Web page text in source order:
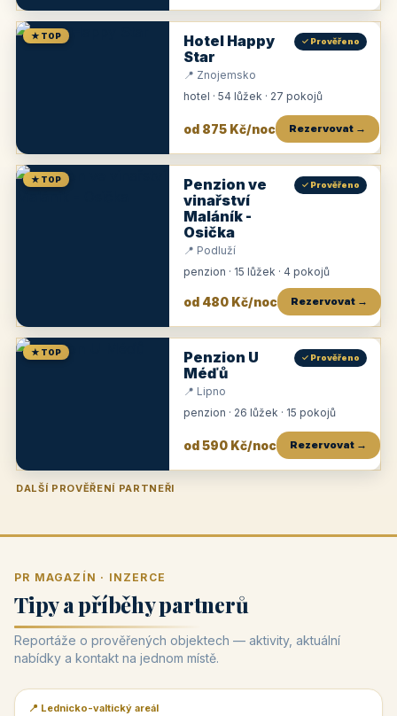
★ TOP
Hotel Happy
Star
✓ Prověřeno
📍 Znojemsko
hotel · 54 lůžek · 27 pokojů
od 875 Kč/noc Rezervovat →
★ TOP
Penzion ve
vinařství
Maláník -
Osička
✓ Prověřeno
📍 Podluží
penzion · 15 lůžek · 4 pokojů
od 480 Kč/noc Rezervovat →
★ TOP
Penzion U
Méďů
✓ Prověřeno
📍 Lipno
penzion · 26 lůžek · 15 pokojů
od 590 Kč/noc Rezervovat →
DALŠÍ PROVĚŘENÍ PARTNEŘI
Penzion U Zámku Pension Faber
PR MAGAZÍN · INZERCE
Tipy a příběhy partnerů
Reportáže o prověřených objektech — aktivity, aktuální
nabídky a kontakt na jednom místě.
📰 PR článek
📍 Lednicko-valtický areál